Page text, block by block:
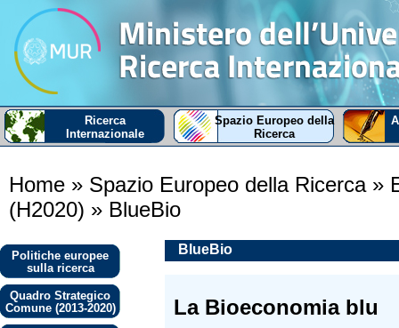
Ricerca
Internazionale
Spazio Europeo della
Ricerca
Home » Spazio Europeo della Ricerca»
(H2020) » BlueBio
Politiche europee
sulla ricerca
Quadro Strategico
Comune (2013-2020)
BlueBio
La Bioeconomia blu